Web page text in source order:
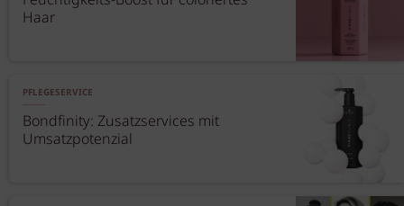
Haar
PFLEGESERVICE
Bondfinity: Zusatzservices mit
Umsatzpotenzial